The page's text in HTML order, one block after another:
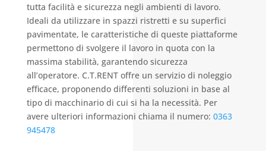
tutta facilità e sicurezza negli ambienti di lavoro.
Ideali da utilizzare in spazzi ristretti e su superfici
pavimentate, le caratteristiche di queste piattaforme
permettono di svolgere il lavoro in quota con la
massima stabilità, garantendo sicurezza
all’operatore. C.T.RENT offre un servizio di noleggio
efficace, proponendo differenti soluzioni in base al
tipo di macchinario di cui si ha la necessità. Per
avere ulteriori informazioni chiama il numero: 0363
945478